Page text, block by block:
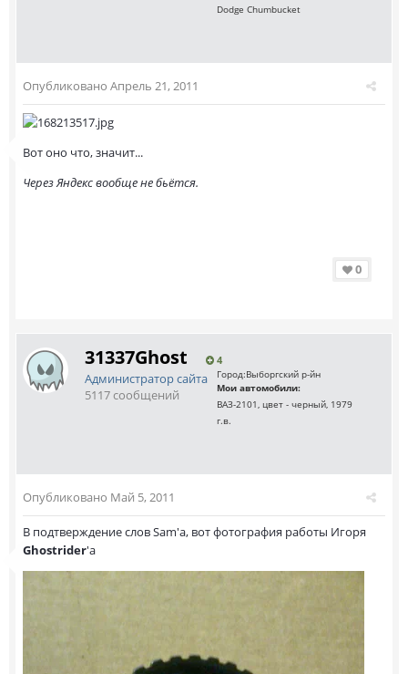
Dodge Chumbucket
Опубликовано Апрель 21, 2011
Вот оно что, значит...
Через Яндекс вообще не бьётся.
0
31337Ghost 4
Администратор сайта
5117 сообщений
Город:Выборгский р-йн
Мои автомобили:
ВАЗ-2101, цвет - черный, 1979
г.в.
Опубликовано Май 5, 2011
В подтверждение слов Sam'а, вот фотография работы Игоря
Ghostrider'а